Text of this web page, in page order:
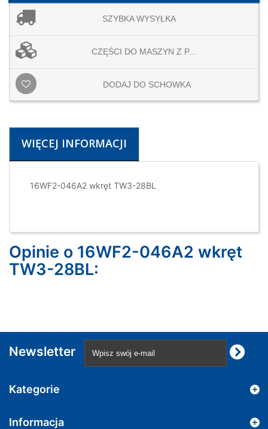
SZYBKA WYSYŁKA
CZĘŚCI DO MASZYN Z P...
DODAJ DO SCHOWKA
WIĘCEJ INFORMACJI
16WF2-046A2 wkręt TW3-28BL
Opinie o 16WF2-046A2 wkręt
TW3-28BL:
Newsletter
Kategorie
Informacja